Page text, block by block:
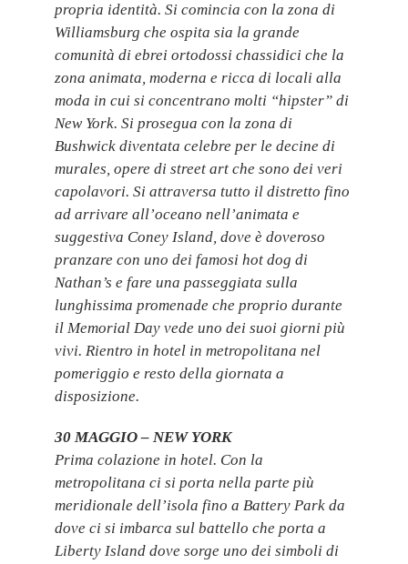
propria identità. Si comincia con la zona di
Williamsburg che ospita sia la grande
comunità di ebrei ortodossi chassidici che la
zona animata, moderna e ricca di locali alla
moda in cui si concentrano molti “hipster” di
New York. Si prosegua con la zona di
Bushwick diventata celebre per le decine di
murales, opere di street art che sono dei veri
capolavori. Si attraversa tutto il distretto fino
ad arrivare all’oceano nell’animata e
suggestiva Coney Island, dove è doveroso
pranzare con uno dei famosi hot dog di
Nathan’s e fare una passeggiata sulla
lunghissima promenade che proprio durante
il Memorial Day vede uno dei suoi giorni più
vivi. Rientro in hotel in metropolitana nel
pomeriggio e resto della giornata a
disposizione.
30 MAGGIO – NEW YORK
Prima colazione in hotel. Con la
metropolitana ci si porta nella parte più
meridionale dell’isola fino a Battery Park da
dove ci si imbarca sul battello che porta a
Liberty Island dove sorge uno dei simboli di